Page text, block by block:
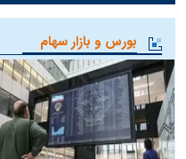
بورس و بازار سهام